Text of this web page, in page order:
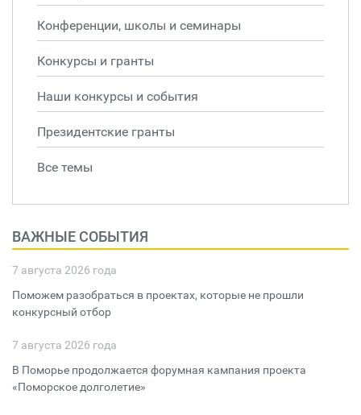
Конференции, школы и семинары
Конкурсы и гранты
Наши конкурсы и события
Президентские гранты
Все темы
ВАЖНЫЕ СОБЫТИЯ
7 августа 2026 года
Поможем разобраться в проектах, которые не прошли
конкурсный отбор
7 августа 2026 года
В Поморье продолжается форумная кампания проекта
«Поморское долголетие»